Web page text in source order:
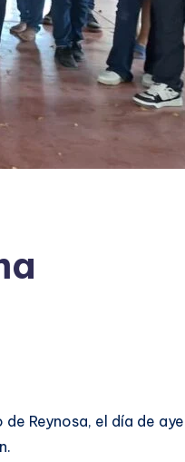
Reynosa, el día de